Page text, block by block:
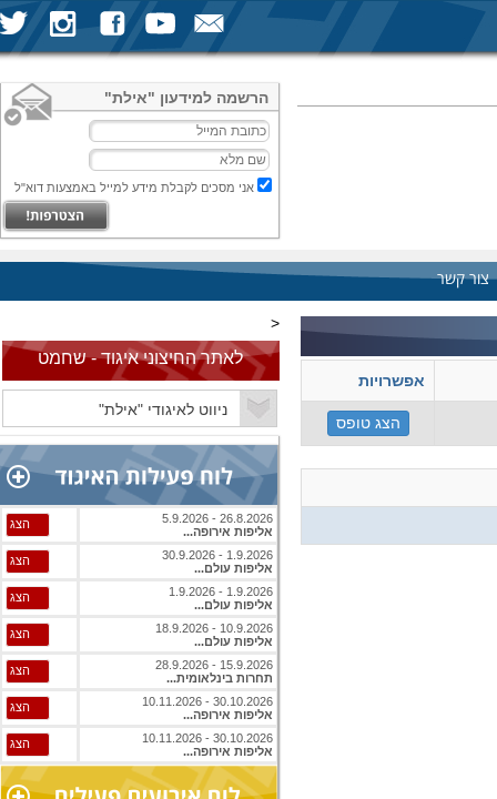
הרשמה למידעון "אילת"
אני מסכים לקבלת מידע למייל באמצעות דוא"ל
צור קשר
אפשרויות
הצג טופס
<
לאתר החיצוני איגוד - שחמט
26.8.2026 - 5.9.2026
אליפות אירופה...
הצג
1.9.2026 - 30.9.2026
אליפות עולם...
הצג
1.9.2026 - 1.9.2026
אליפות עולם...
הצג
10.9.2026 - 18.9.2026
אליפות עולם...
הצג
15.9.2026 - 28.9.2026
תחרות בינלאומית...
הצג
30.10.2026 - 10.11.2026
אליפות אירופה...
הצג
30.10.2026 - 10.11.2026
אליפות אירופה...
הצג